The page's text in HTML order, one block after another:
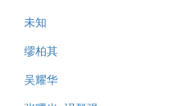
未知
缪柏其
吴耀华